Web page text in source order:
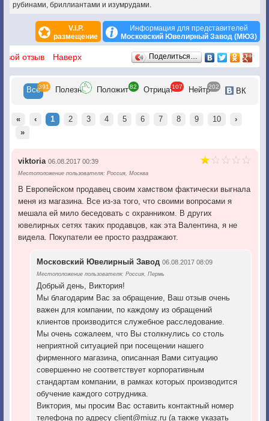
рубинами, бриллиантами и изумрудами.
V.I.P.
размещение
Информация для представителей
Московский Ювелирный Завод (МЮЗ)
Отзывы
отзыв Наверх Поделиться…
Все391 Полезн Положит 82 Отрицат107 Нейтр202 ВК
« ‹ 1 2 3 4 5 6 7 8 9 10
›
»
viktoria 06.08.2017 00:39
Местоположение пользователя: Россия, Москва
В Европейском продавец своим хамством фактически выгнала
меня из магазина. Все из-за того, что своими вопросами я
мешала ей мило беседовать с охранником. В других
ювелирных сетях таких продавцов, как эта Валентина, я не
видела. Покупатели ее просто раздражают.
Московский Ювелирный Завод 06.08.2017 08:09
Местоположение пользователя: Россия, Пермь
Добрый день, Виктория!
Мы благодарим Вас за обращение, Ваш отзыв очень
важен для компании, по каждому из обращений
клиентов производится служебное расследование.
Мы очень сожалеем, что Вы столкнулись со столь
неприятной ситуацией при посещении нашего
фирменного магазина, описанная Вами ситуацию
совершенно не соответствует корпоративным
стандартам компании, в рамках которых производится
обучение каждого сотрудника.
Виктория, мы просим Вас оставить контактный номер
телефона по адресу client@miuz.ru (а также указать